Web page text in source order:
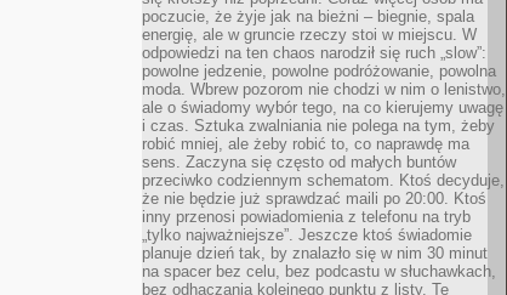
poczucie, że żyje jak na bieżni – biegnie, spala
energię, ale w gruncie rzeczy stoi w miejscu. W
odpowiedzi na ten chaos narodził się ruch „slow”:
powolne jedzenie, powolne podróżowanie, powolna
moda. Wbrew pozorom nie chodzi w nim o lenistwo,
ale o świadomy wybór tego, na co kierujemy uwagę
i czas. Sztuka zwalniania nie polega na tym, żeby
robić mniej, ale żeby robić to, co naprawdę ma
sens. Zaczyna się często od małych buntów
przeciwko codziennym schematom. Ktoś decyduje,
że nie będzie już sprawdzać maili po 20:00. Ktoś
inny przenosi powiadomienia z telefonu na tryb
„tylko najważniejsze”. Jeszcze ktoś świadomie
planuje dzień tak, by znalazło się w nim 30 minut
na spacer bez celu, bez podcastu w słuchawkach,
bez odhaczania kolejnego punktu z listy. Te